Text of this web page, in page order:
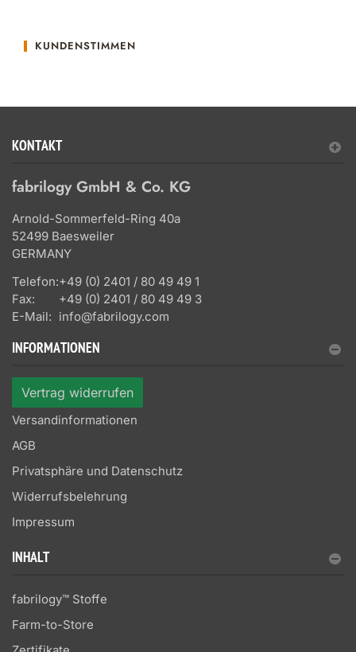
KUNDENSTIMMEN
KONTAKT
fabrilogy GmbH & Co. KG
Arnold-Sommerfeld-Ring 40a
52499 Baesweiler
GERMANY
Telefon:+49 (0) 2401 / 80 49 49 1
Fax:
+49 (0) 2401 / 80 49 49 3
E-Mail: info@fabrilogy.com
INFORMATIONEN
Vertrag widerrufen
Versandinformationen
AGB
Privatsphäre und Datenschutz
Widerrufsbelehrung
Impressum
INHALT
fabrilogy™ Stoffe
Farm-to-Store